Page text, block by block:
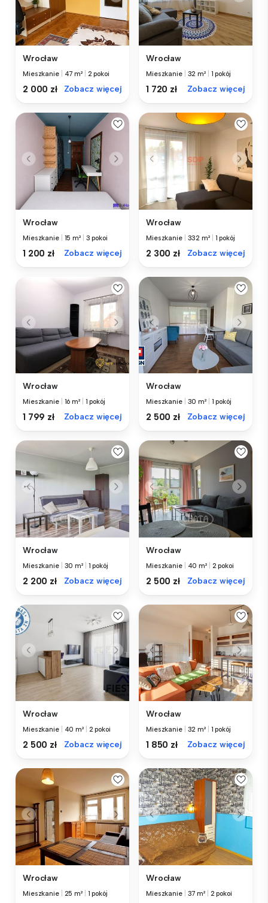
Wrocław
Mieszkanie 47 m² 2 pokoi
2 000 zł Zobacz więcej
Wrocław
Mieszkanie 32 m² 1 pokój
1 720 zł Zobacz więcej
Wrocław
Mieszkanie 15 m² 3 pokoi
1 200 zł Zobacz więcej
Wrocław
Mieszkanie 332 m² 1 pokój
2 300 zł Zobacz więcej
Wrocław
Mieszkanie 16 m² 1 pokój
1 799 zł Zobacz więcej
Wrocław
Mieszkanie 30 m² 1 pokój
2 500 zł Zobacz więcej
Wrocław
Mieszkanie 30 m² 1 pokój
2 200 zł Zobacz więcej
Wrocław
Mieszkanie 40 m² 2 pokoi
2 500 zł Zobacz więcej
Wrocław
Mieszkanie 40 m² 2 pokoi
2 500 zł Zobacz więcej
Wrocław
Mieszkanie 32 m² 1 pokój
1 850 zł Zobacz więcej
Wrocław
Mieszkanie 25 m² 1 pokój
Wrocław
Mieszkanie 37 m² 2 pokoi